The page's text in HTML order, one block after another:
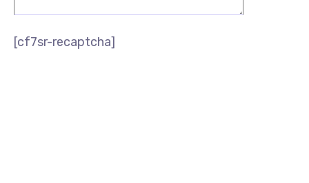
[cf7sr-recaptcha]